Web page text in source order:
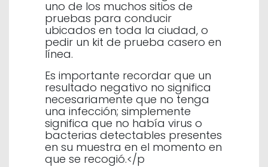
uno de los muchos sitios de
pruebas para conducir
ubicados en toda la ciudad, o
pedir un kit de prueba casero en
línea.
Es importante recordar que un
resultado negativo no significa
necesariamente que no tenga
una infección; simplemente
significa que no había virus o
bacterias detectables presentes
en su muestra en el momento en
que se recogió.</p